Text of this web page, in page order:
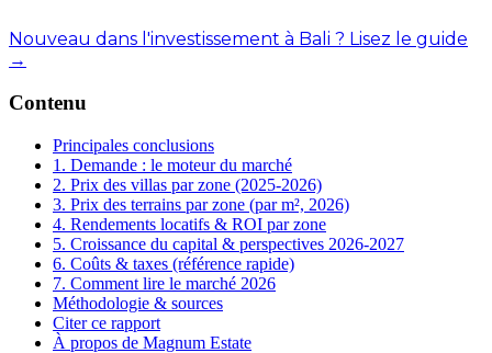
Nouveau dans l'investissement à Bali ? Lisez le guide
→
Contenu
Principales conclusions
1. Demande : le moteur du marché
2. Prix des villas par zone (2025-2026)
3. Prix des terrains par zone (par m², 2026)
4. Rendements locatifs & ROI par zone
5. Croissance du capital & perspectives 2026-2027
6. Coûts & taxes (référence rapide)
7. Comment lire le marché 2026
Méthodologie & sources
Citer ce rapport
À propos de Magnum Estate